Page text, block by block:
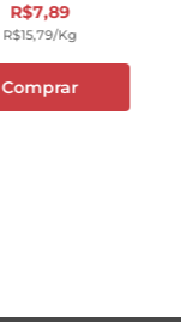
R$7,89
R$15,79/kg
Comprar